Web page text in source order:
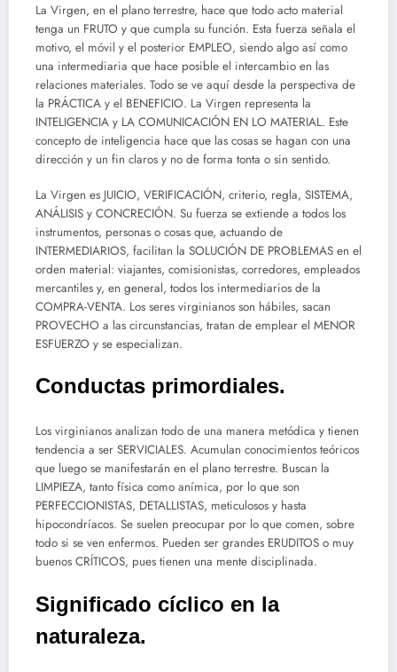
La Virgen, en el plano terrestre, hace que todo acto material
tenga un FRUTO y que cumpla su función. Esta fuerza señala el
motivo, el móvil y el posterior EMPLEO, siendo algo así como
una intermediaria que hace posible el intercambio en las
relaciones materiales. Todo se ve aquí desde la perspectiva de
la PRÁCTICA y el BENEFICIO. La Virgen representa la
INTELIGENCIA y LA COMUNICACIÓN EN LO MATERIAL. Este
concepto de inteligencia hace que las cosas se hagan con una
dirección y un fin claros y no de forma tonta o sin sentido.
La Virgen es JUICIO, VERIFICACIÓN, criterio, regla, SISTEMA,
ANÁLISIS y CONCRECIÓN. Su fuerza se extiende a todos los
instrumentos, personas o cosas que, actuando de
INTERMEDIARIOS, facilitan la SOLUCIÓN DE PROBLEMAS en el
orden material: viajantes, comisionistas, corredores, empleados
mercantiles y, en general, todos los intermediarios de la
COMPRA-VENTA. Los seres virginianos son hábiles, sacan
PROVECHO a las circunstancias, tratan de emplear el MENOR
ESFUERZO y se especializan.
Conductas primordiales.
Los virginianos analizan todo de una manera metódica y tienen
tendencia a ser SERVICIALES. Acumulan conocimientos teóricos
que luego se manifestarán en el plano terrestre. Buscan la
LIMPIEZA, tanto física como anímica, por lo que son
PERFECCIONISTAS, DETALLISTAS, meticulosos y hasta
hipocondríacos. Se suelen preocupar por lo que comen, sobre
todo si se ven enfermos. Pueden ser grandes ERUDITOS o muy
buenos CRÍTICOS, pues tienen una mente disciplinada.
Significado cíclico en la
naturaleza.